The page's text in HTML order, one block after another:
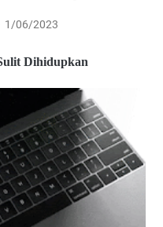
1/06/2023
Dihidupkan